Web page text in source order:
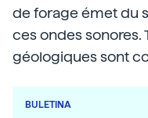
de forage émet du
ces ondes sonores.
géologiques sont
BULETINA